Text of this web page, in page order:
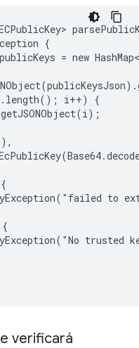
{
= new
i++) {
to
trusted
verificará